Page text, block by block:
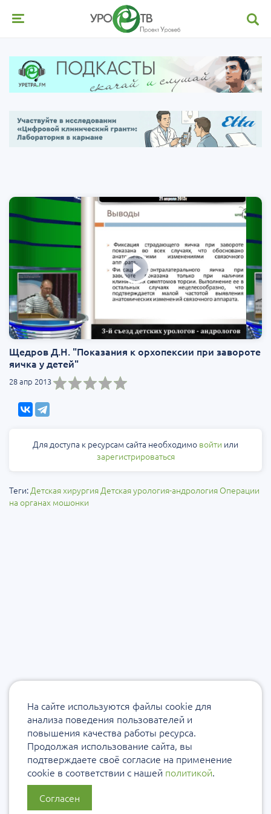
Щедров Д.Н. "Показания к орхопексии при завороте
яичка у детей"
28 апр 2013
Для доступа к ресурсам сайта необходимо войти или
зарегистрироваться
Теги:Детская хирургияДетская урология-андрология Операции
на органах мошонки
На сайте используются файлы cookie для
анализа поведения пользователей и
повышения качества работы ресурса.
Продолжая использование сайта, вы
подтверждаете своё согласие на применение
cookie в соответствии с нашей политикой.
Согласен